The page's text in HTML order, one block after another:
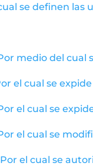
se definen
medio del cual
el cual se
el cual se
el cual se
Por el cual se